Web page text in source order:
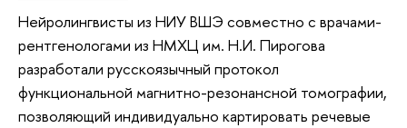
Нейролингвисты из НИУ ВШЭ совместно с врачами-
рентгенологами из НМХЦ им. Н.И. Пирогова
разработали русскоязычный протокол
функциональной магнитно-резонансной томографии,
позволяющий индивидуально картировать речевые